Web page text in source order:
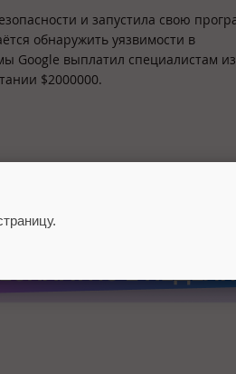
и запустила свою
обнаружить уязвимости в
Google выплатил специалистам из
$2000000.